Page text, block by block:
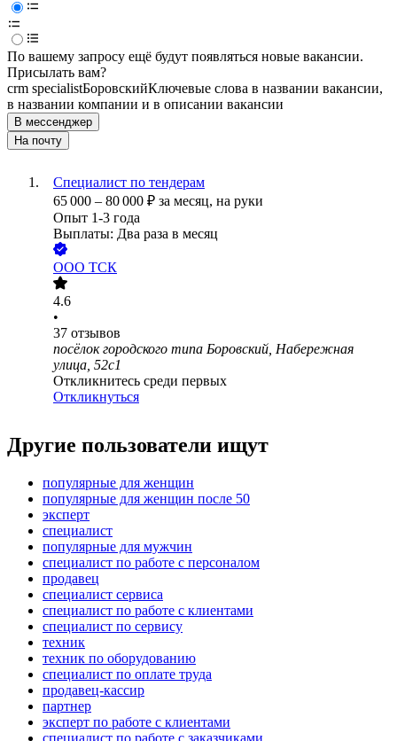
По вашему запросу ещё будут появляться новые вакансии.
Присылать вам?
crm specialistБоровскийКлючевые слова в названии вакансии,
в названии компании и в описании вакансии
В мессенджер
На почту
Специалист по тендерам
65 000 – 80 000 ₽ за месяц, на руки
Опыт 1-3 года
Выплаты: Два раза в месяц
ООО ТСК
4.6
•
37 отзывов
посёлок городского типа Боровский, Набережная
улица, 52с1
Откликнитесь среди первых
Откликнуться
Другие пользователи ищут
популярные для женщин
популярные для женщин после 50
эксперт
специалист
популярные для мужчин
специалист по работе с персоналом
продавец
специалист сервиса
специалист по работе с клиентами
специалист по сервису
техник
техник по оборудованию
специалист по оплате труда
продавец-кассир
партнер
эксперт по работе с клиентами